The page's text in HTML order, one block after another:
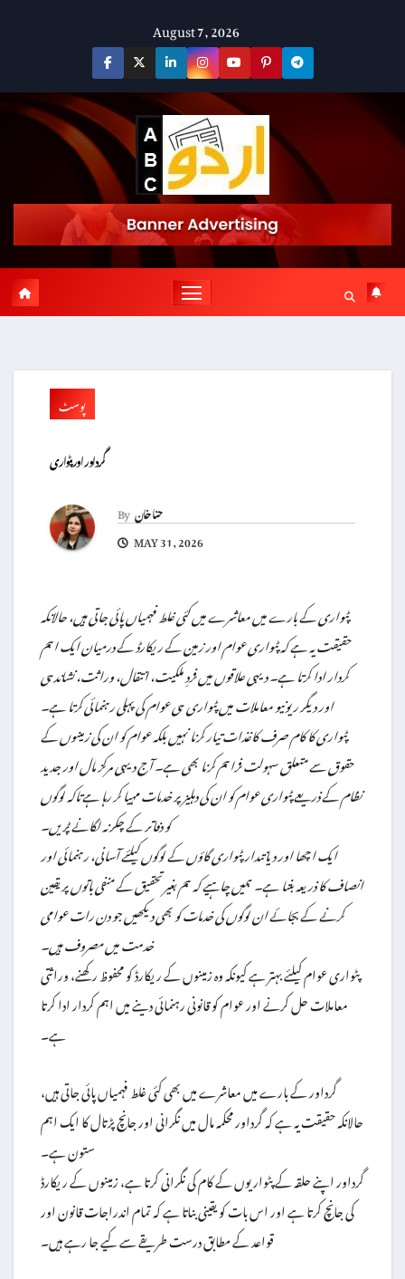
August 7, 2026
پوسٹ
گرداور اور پٹواری
Byحنا خان
MAY 31, 2026
پٹواری کے بارے میں معاشرے میں کئی غلط فہمیاں پائی جاتی ہیں، حالانکہ
حقیقت یہ ہے کہ پٹواری عوام اور زمین کے ریکارڈ کے درمیان ایک اہم
کردار ادا کرتا ہے۔ دیہی علاقوں میں فردِ ملکیت، انتقال، وراثت، نشاندہی
اور دیگر ریونیو معاملات میں پٹواری ہی عوام کی پہلی رہنمائی کرتا ہے۔
پٹواری کا کام صرف کاغذات تیار کرنا نہیں بلکہ عوام کو ان کی زمینوں کے
حقوق سے متعلق سہولت فراہم کرنا بھی ہے۔ آج دیہی مرکز مال اور جدید
نظام کے ذریعے پٹواری عوام کو ان کی دہلیز پر خدمات مہیا کر رہا ہے تاکہ لوگوں
کو دفاتر کے چکر نہ لگانے پڑیں۔
ایک اچھا اور دیانتدار پٹواری گاؤں کے لوگوں کیلئے آسانی، رہنمائی اور
انصاف کا ذریعہ بنتا ہے۔ ہمیں چاہیے کہ ہم بغیر تحقیق کے منفی باتوں پر یقین
کرنے کے بجائے ان لوگوں کی خدمات کو بھی دیکھیں جو دن رات عوامی
خدمت میں مصروف ہیں۔
پٹواری عوام کیلئے بہتر ہے کیونکہ وہ زمینوں کے ریکارڈ کو محفوظ رکھنے، وراثتی
معاملات حل کرنے اور عوام کو قانونی رہنمائی دینے میں اہم کردار ادا کرتا
ہے۔
گرداور کے بارے میں معاشرے میں بھی کئی غلط فہمیاں پائی جاتی ہیں،
حالانکہ حقیقت یہ ہے کہ گرداور محکمہ مال میں نگرانی اور جانچ پڑتال کا ایک اہم
ستون ہے۔
گرداور اپنے حلقہ کے پٹواریوں کے کام کی نگرانی کرتا ہے، زمینوں کے ریکارڈ
کی جانچ کرتا ہے اور اس بات کو یقینی بناتا ہے کہ تمام اندراجات قانون اور
قواعد کے مطابق درست طریقے سے کیے جا رہے ہیں۔